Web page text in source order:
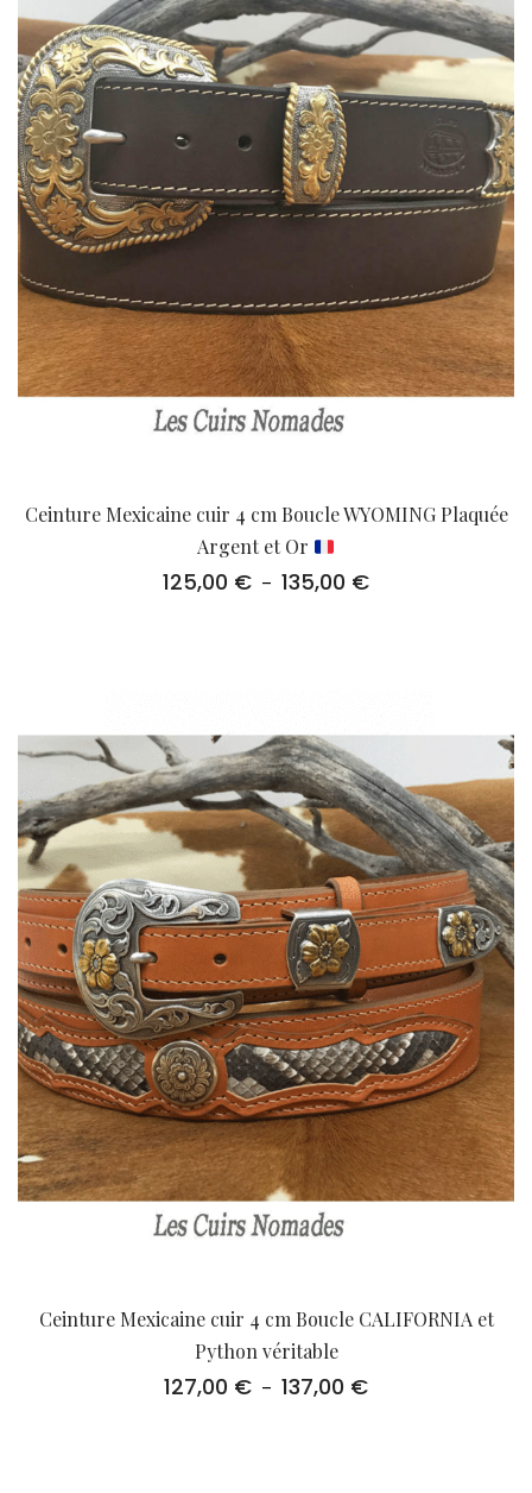
Ceinture Mexicaine cuir 4 cm Boucle WYOMING Plaquée
Argent et Or
125,00 € – 135,00 €Plage
Ceinture Mexicaine cuir 4 cm Boucle CALIFORNIA et
Python véritable
127,00 € – 137,00 €Plage